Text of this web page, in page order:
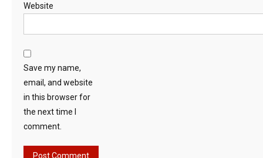
Website
Save my name,
email, and website
in this browser for
the next time I
comment.